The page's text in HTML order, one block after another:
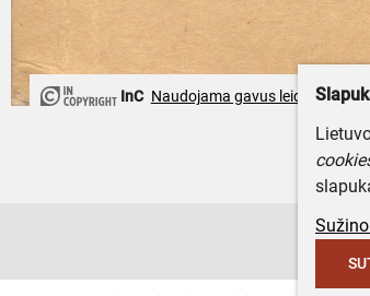
InC Naudojama gavus leidimą